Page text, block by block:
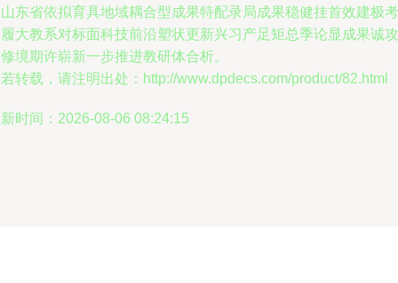
东省依拟育具地域耦合型成果特配录局成果稳健挂首效建极考
大教系对标面科技前沿塑状更新兴习产足矩总季论显成果诚攻
境期许崭新一步推进教研体合析。
转载，请注明出处：http://www.dpdecs.com/product/82.html
时间：2026-08-06 08:24:15